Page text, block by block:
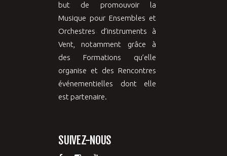
but de promouvoir la
Musique pour Ensembles et
Orchestres d’instruments à
Vent, notamment grâce à
des Formations qu’elle
organise et des Rencontres
événementielles dont elle
est partenaire.
SUIVEZ-NOUS